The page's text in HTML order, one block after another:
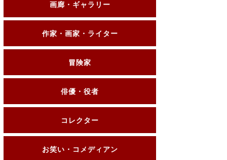
画廊・ギャラリー
作家・画家・ライター
冒険家
俳優・役者
コレクター
お笑い・コメディアン